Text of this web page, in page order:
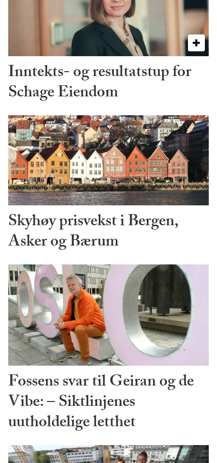
Inntekts- og resultatstup for
Schage Eiendom
Skyhøy prisvekst i Bergen,
Asker og Bærum
Fossens svar til Geiran og de
Vibe: – Siktlinjenes
uutholdelige letthet